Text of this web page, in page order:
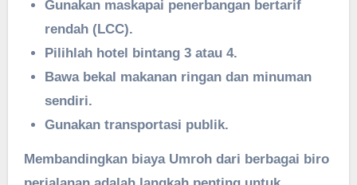
Gunakan maskapai penerbangan bertarif
rendah (LCC).
Pilihlah hotel bintang 3 atau 4.
Bawa bekal makanan ringan dan minuman
sendiri.
Gunakan transportasi publik.
Membandingkan biaya Umroh dari berbagai biro